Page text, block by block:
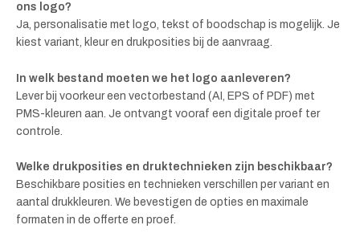
ons logo?
Ja, personalisatie met logo, tekst of boodschap is mogelijk. Je
kiest variant, kleur en drukposities bij de aanvraag.
In welk bestand moeten we het logo aanleveren?
Lever bij voorkeur een vectorbestand (AI, EPS of PDF) met
PMS-kleuren aan. Je ontvangt vooraf een digitale proef ter
controle.
Welke drukposities en druktechnieken zijn beschikbaar?
Beschikbare posities en technieken verschillen per variant en
aantal drukkleuren. We bevestigen de opties en maximale
formaten in de offerte en proef.